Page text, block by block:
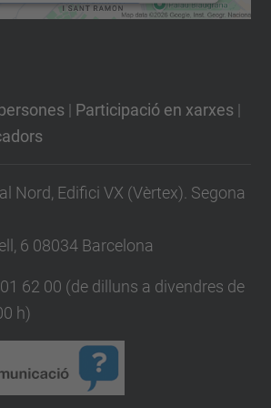
Accepta
by
| Participació en xarxes |
Nord, Edifici VX (Vèrtex). Segona
6 08034 Barcelona
62 00 (de dilluns a divendres de
h)